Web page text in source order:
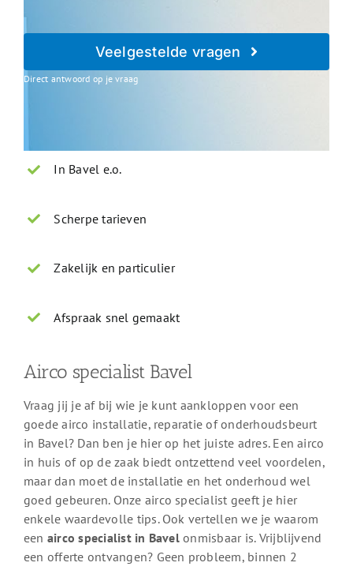
Veelgestelde vragen
Direct antwoord op je vraag
In Bavel e.o.
Scherpe tarieven
Zakelijk en particulier
Afspraak snel gemaakt
Airco specialist Bavel
Vraag jij je af bij wie je kunt aankloppen voor een
goede airco installatie, reparatie of onderhoudsbeurt
in Bavel? Dan ben je hier op het juiste adres. Een airco
in huis of op de zaak biedt ontzettend veel voordelen,
maar dan moet de installatie en het onderhoud wel
goed gebeuren. Onze airco specialist geeft je hier
enkele waardevolle tips. Ook vertellen we je waarom
een airco specialist in Bavelonmisbaar is. Vrijblijvend
een offerte ontvangen? Geen probleem, binnen 2